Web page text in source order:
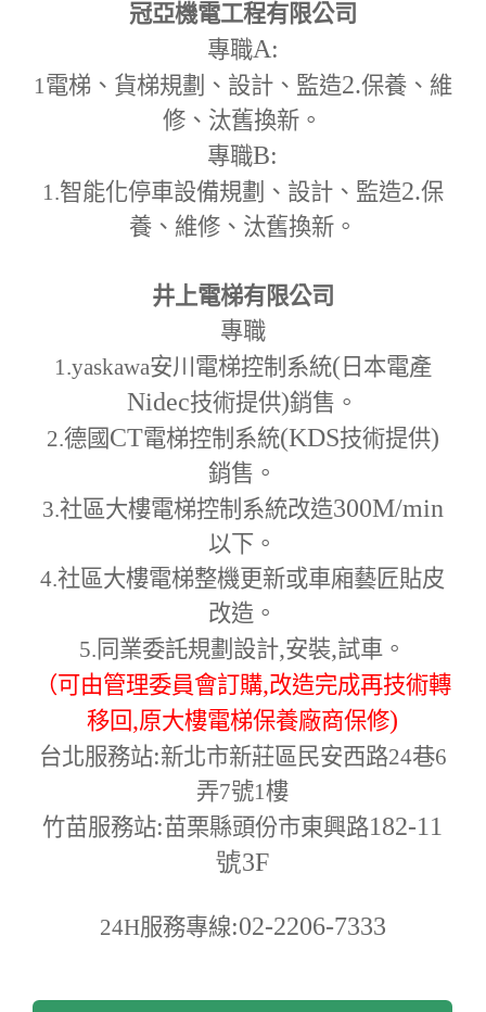
冠亞機電工程有限公司
專職A:
1電梯、貨梯規劃、設計、監造2.保養、維
修、汰舊換新。
專職B:
1.智能化停車設備規劃、設計、監造2.保
養、維修、汰舊換新。
井上電梯有限公司
專職
1.yaskawa安川電梯控制系統( 日本電產
Nidec技術提供)銷售。
2.德國 CT電梯控制系統(KDS技術提供)
銷售。
3.社區大樓電梯控制系統改造300M/min
以下。
4.社區大樓電梯整機更新或車廂藝匠貼皮
改造。
5. 同業委託規劃設計,安裝,試車。
（可由管理委員會訂購,改造完成再技術轉
移回,原大樓電梯保養廠商保修)
台北服務站:新北市新莊區民安西路24巷6
弄7號1樓
竹苗服務站:苗栗縣頭份市東興路182-11
號3F
24H服務專線:02-2206-7333